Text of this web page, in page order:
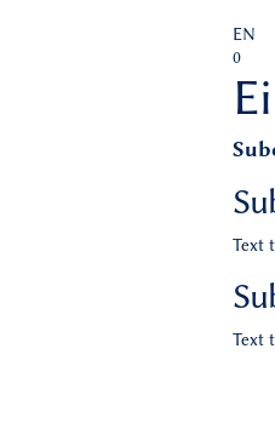
EN
0
Text
Text